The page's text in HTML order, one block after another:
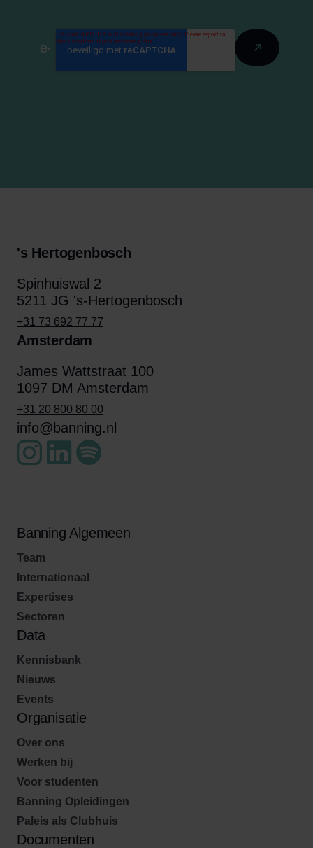
's Hertogenbosch
Spinhuiswal 2
5211 JG 's-Hertogenbosch
+31 73 692 77 77
Amsterdam
James Wattstraat 100
1097 DM Amsterdam
+31 20 800 80 00
info@banning.nl
Banning Algemeen
Team
Internationaal
Expertises
Sectoren
Data
Kennisbank
Nieuws
Events
Organisatie
Over ons
Werken bij
Voor studenten
Banning Opleidingen
Paleis als Clubhuis
Documenten